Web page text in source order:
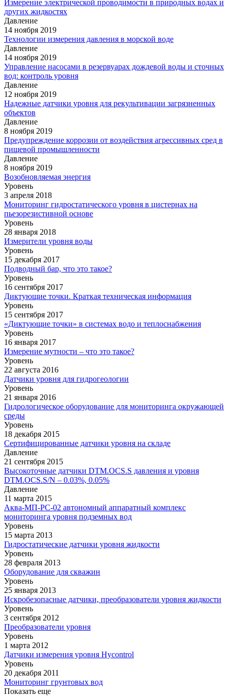
Измерение электрической проводимости в природных водах и
других жидкостях
Давление
14 ноября 2019
Технологии измерения давления в морской воде
Давление
14 ноября 2019
Управление насосами в резервуарах дождевой воды и сточных
вод: контроль уровня
Давление
12 ноября 2019
Надежные датчики уровня для рекультивации загрязненных
объектов
Давление
8 ноября 2019
Предупреждение коррозии от воздействия агрессивных сред в
пищевой промышленности
Давление
8 ноября 2019
Возобновляемая энергия
Уровень
3 апреля 2018
Мониторинг гидростатического уровня в цистернах на
пьезорезистивной основе
Уровень
28 января 2018
Измерители уровня воды
Уровень
15 декабря 2017
Подводный бар, что это такое?
Уровень
16 сентября 2017
Диктующие точки. Краткая техническая информация
Уровень
15 сентября 2017
«Диктующие точки» в системах водо и теплоснабжения
Уровень
16 января 2017
Измерение мутности – что это такое?
Уровень
22 августа 2016
Датчики уровня для гидрогеологии
Уровень
21 января 2016
Гидрологическое оборудование для мониторинга окружающей
среды
Уровень
18 декабря 2015
Cертифицированные датчики уровня на складе
Давление
21 сентября 2015
Высокоточные датчики DTM.OCS.S давления и уровня
DTM.OCS.S/N – 0.03%, 0.05%
Давление
11 марта 2015
Аква-МП-РС-02 автономный аппаратный комплекс
мониторинга уровня подземных вод
Уровень
15 марта 2013
Гидростатические датчики уровня жидкости
Уровень
28 февраля 2013
Оборудование для скважин
Уровень
25 января 2013
Искробезопасные датчики, преобразователи уровня жидкости
Уровень
3 сентября 2012
Преобразователи уровня
Уровень
1 марта 2012
Датчики измерения уровня Hycontrol
Уровень
20 декабря 2011
Мониторинг грунтовых вод
Показать еще